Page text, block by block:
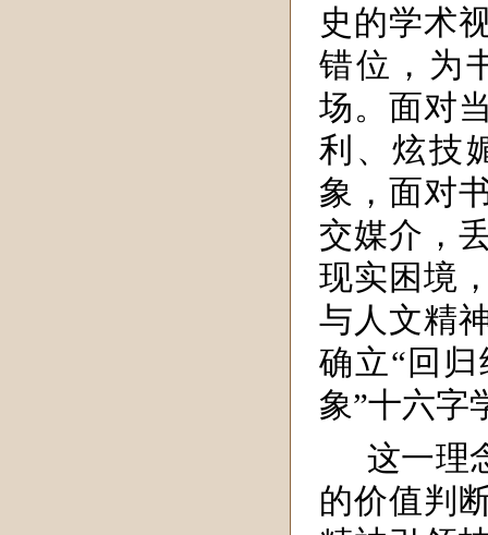
史的学术
错位，为
场。面对
利、炫技
象，面对
交媒介，
现实困境
与人文精
确立“回
象”十六字
这一理
的价值判